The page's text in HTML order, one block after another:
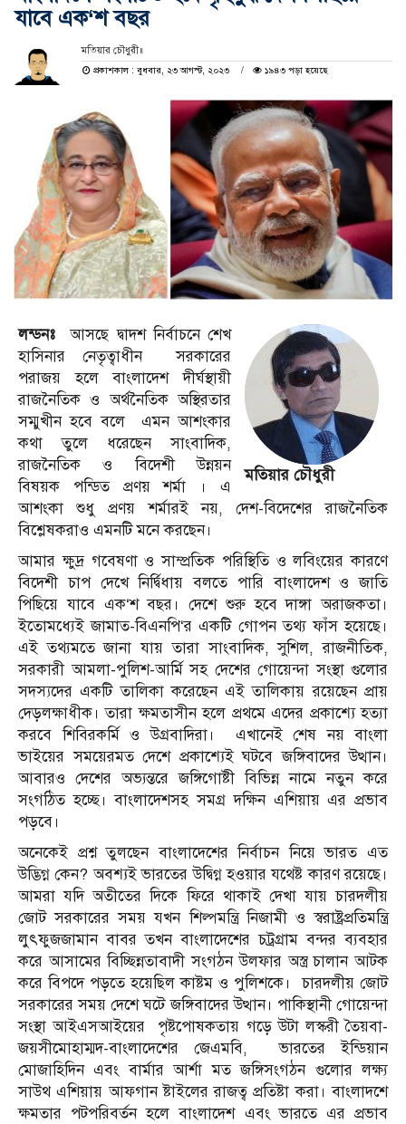
যাবে এক‘শ বছর
মতিয়ার চৌধুরী॥
প্রকাশকাল : বুধবার, ২৩ আগস্ট, ২০২৩
১৯৪৩ পড়া হয়েছে
মতিয়ার চৌধুরী
লন্ডনঃ আসছে দ্বাদশ নির্বাচনে শেখ
হাসিনার নেতৃত্বাধীন সরকারের
পরাজয় হলে বাংলাদেশ দীর্ঘস্থায়ী
রাজনৈতিক ও অর্থনৈতিক অস্থিরতার
সম্মুখীন হবে বলে এমন আশংকার
কথা তুলে ধরেছেন সাংবাদিক,
রাজনৈতিক ও বিদেশী উন্নয়ন
বিষয়ক পন্ডিত প্রণয় শর্মা । এ
আশংকা শুধু প্রণয় শর্মারই নয়, দেশ-বিদেশের রাজনৈতিক
বিশ্লেষকরাও এমনটি মনে করছেন।
আমার ক্ষুদ্র গবেষণা ও সাম্প্রতিক পরিস্থিতি ও লবিংয়ের কারণে
বিদেশী চাপ দেখে নির্দ্বিধায় বলতে পারি বাংলাদেশ ও জাতি
পিছিয়ে যাবে এক‘শ বছর। দেশে শুরু হবে দাঙ্গা অরাজকতা।
ইতোমধ্যেই জামাত-বিএনপি‘র একটি গোপন তথ্য ফাঁস হয়েছে।
এই তথ্যমতে জানা যায় তারা সাংবাদিক, সুশিল, রাজনীতিক,
সরকারী আমলা-পুলিশ-আর্মি সহ দেশের গোয়েন্দা সংস্থা গুলোর
সদস্যদের একটি তালিকা করেছেন এই তালিকায় রয়েছেন প্রায়
দেড়লক্ষাধীক। তারা ক্ষমতাসীন হলে প্রথমে এদের প্রকাশ্যে হত্যা
করবে শিবিরকর্মি ও উগ্রবাদিরা।
এখানেই শেষ নয় বাংলা
ভাইয়ের সময়েরমত দেশে প্রকাশ্যেই ঘটবে জঙ্গিবাদের উত্থান।
আবারও দেশের অভ্যন্তরে জঙ্গিগোষ্টী বিভিন্ন নামে নতুন করে
সংগঠিত হচ্ছে। বাংলাদেশসহ সমগ্র দক্ষিন এশিয়ায় এর প্রভাব
পড়বে।
অনেকেই প্রশ্ন তুলছেন বাংলাদেশের নির্বাচন নিয়ে ভারত এত
উদ্ভিগ্ন কেন? অবশ্যই ভারতের উদ্বিগ্ন হওয়ার যথেষ্ট কারণ রয়েছে।
আমরা যদি অতীতের দিকে ফিরে থাকাই দেখা যায় চারদলীয়
জোট সরকারের সময় যখন শিল্পমন্ত্রি নিজামী ও স্বরাষ্ট্রপ্রতিমন্ত্রি
লুৎফুজজামান বাবর তখন বাংলাদেশের চট্রগ্রাম বন্দর ব্যবহার
করে আসামের বিচ্ছিন্নতাবাদী সংগঠন উলফার অস্ত্র চালান আটক
করে বিপদে পড়তে হয়েছিল কাষ্টম ও পুলিশকে।
চারদলীয় জোট
সরকারের সময় দেশে ঘটে জঙ্গিবাদের উত্থান। পাকিস্থানী গোয়েন্দা
সংস্থা আইএসআইয়ের
পৃষ্টপোষকতায় গড়ে উটা লস্করী তৈয়বা-
জয়সীমোহাম্মদ-বাংলাদেশের জেএমবি,
ভারতের ইন্ডিয়ান
মোজাহিদিন এবং বার্মার আর্শা মত জঙ্গিসংগঠন গুলোর লক্ষ্য
সাউথ এশিয়ায় আফগান ষ্টাইলের রাজত্ব প্রতিষ্টা করা। বাংলাদশে
ক্ষমতার পটপরিবর্তন হলে বাংলাদেশ এবং ভারতে এর প্রভাব